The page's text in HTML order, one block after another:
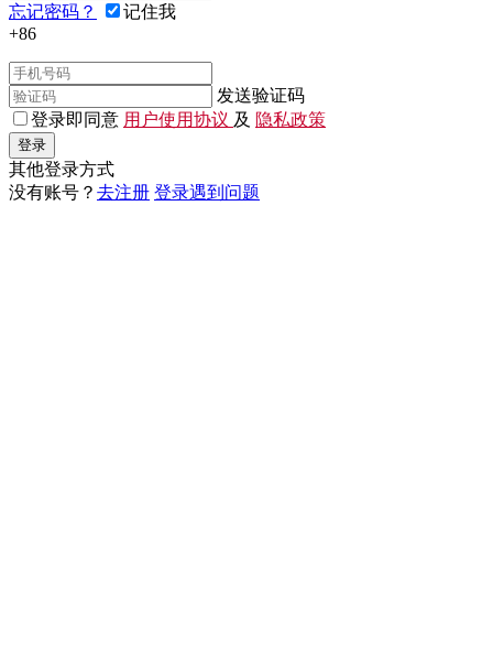
忘记密码？
记住我
+86
发送验证码
登录即同意 用户使用协议 及 隐私政策
登录
其他登录方式
没有账号？ 去注册 登录遇到问题